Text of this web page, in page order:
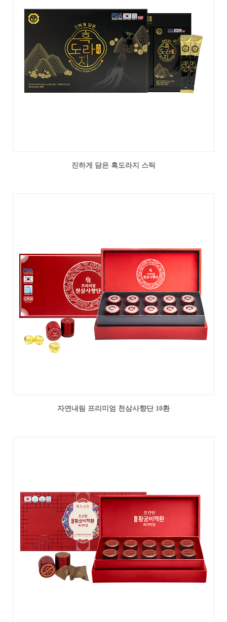
진하게 담은 흑도라지 스틱
자연내림 프리미엄 천삼사향단 10환